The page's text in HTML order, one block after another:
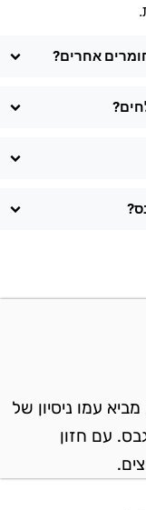
אחרים?
עמו ניסיון של
עם חזון